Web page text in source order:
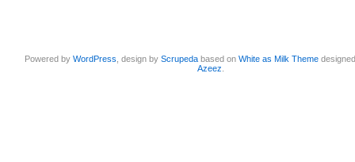
Powered byWordPress , design byScrupeda based onWhite as Milk Theme
Azeez